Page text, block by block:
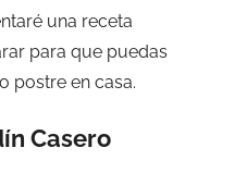
una receta
para que puedas
postre en casa.
Casero